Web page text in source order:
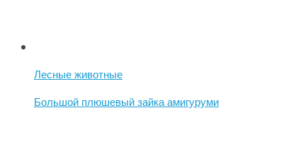
Лесные животные
Большой плюшевый зайка амигуруми